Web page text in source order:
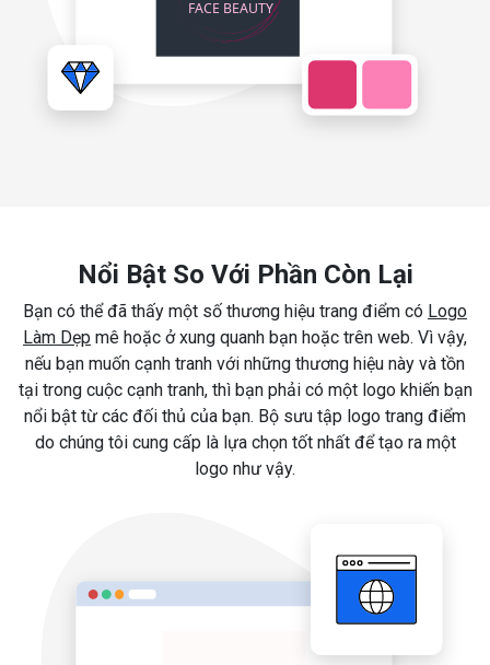
Nổi Bật So Với Phần Còn Lại
Bạn có thể đã thấy một số thương hiệu trang điểm có Logo
Làm Dẹp mê hoặc ở xung quanh bạn hoặc trên web. Vì vậy,
nếu bạn muốn cạnh tranh với những thương hiệu này và tồn
tại trong cuộc cạnh tranh, thì bạn phải có một logo khiến bạn
nổi bật từ các đối thủ của bạn. Bộ sưu tập logo trang điểm
do chúng tôi cung cấp là lựa chọn tốt nhất để tạo ra một
logo như vậy.